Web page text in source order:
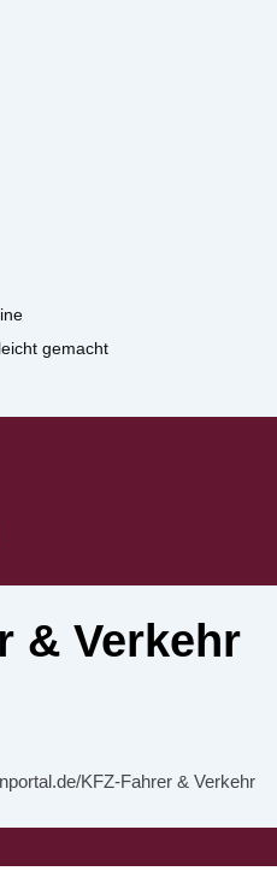
gemacht
& Verkehr
KFZ-Fahrer & Verkehr